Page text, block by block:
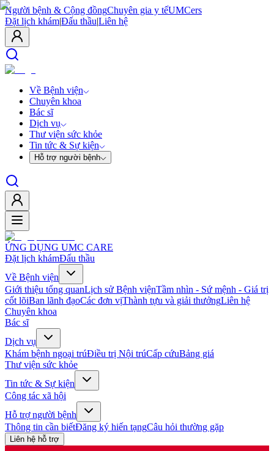
Người bệnh & Cộng đồngChuyên gia y tếUMCers
Đặt lịch khám|Đấu thầu|Liên hệ
Về Bệnh viện
Chuyên khoa
Bác sĩ
Dịch vụ
Thư viện sức khỏe
Tin tức & Sự kiện
Hỗ trợ người bệnh
ỨNG DỤNG UMC CARE
Đặt lịch khámĐấu thầu
Về Bệnh viện
Giới thiệu tổng quanLịch sử Bệnh việnTầm nhìn - Sứ mệnh - Giá trị
cốt lõiBan lãnh đạoCác đơn vịThành tựu và giải thưởngLiên hệ
Chuyên khoa
Bác sĩ
Dịch vụ
Khám bệnh ngoại trúĐiều trị Nội trúCấp cứuBảng giá
Thư viện sức khỏe
Tin tức & Sự kiện
Công tác xã hội
Hỗ trợ người bệnh
Thông tin cần biếtĐăng ký hiến tạngCâu hỏi thường gặp
Liên hệ hỗ trợ